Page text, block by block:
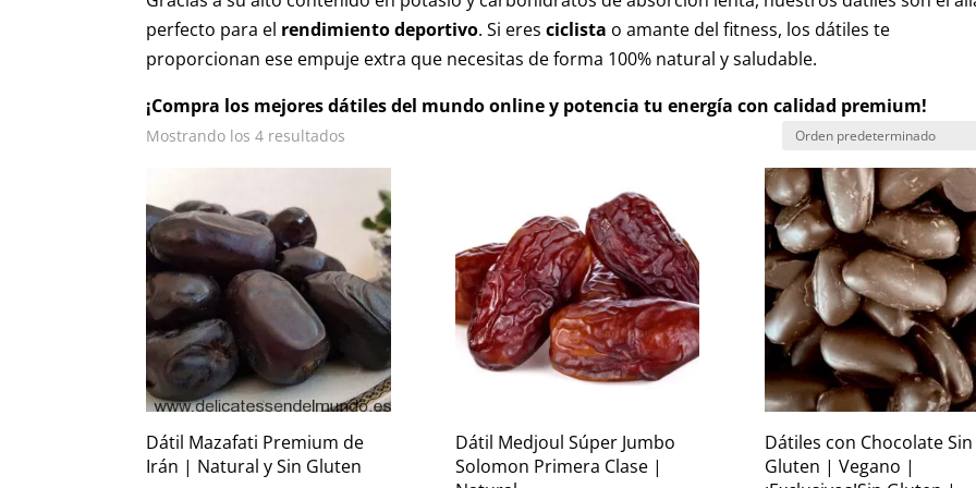
perfecto para el rendimiento deportivo. Si eresciclista o amante del fitness, los dátiles te
proporcionan ese empuje extra que necesitas de forma 100% natural y saludable.
¡Compra los mejores dátiles del mundo online y potencia tu energía con calidad premium!
Mostrando los 4 resultados
Dátil Mazafati Premium de
Irán | Natural y Sin Gluten
Dátil Medjoul Súper Jumbo
Solomon Primera Clase |
Dátiles con Chocolate Sin
Gluten | Vegano |